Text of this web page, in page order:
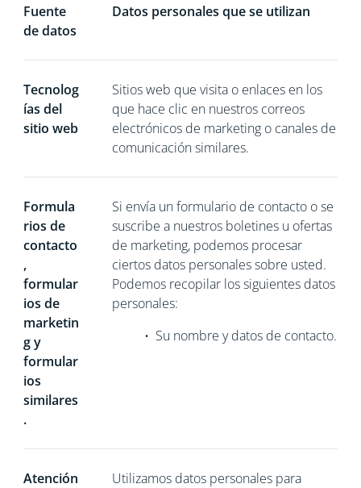
Fuente
de datos
Datos personales que se utilizan
Tecnolog
ías del
sitio web
Sitios web que visita o enlaces en los
que hace clic en nuestros correos
electrónicos de marketing o canales de
comunicación similares.
Formula
rios de
contacto
,
formular
ios de
marketin
g y
formular
ios
similares
.
Si envía un formulario de contacto o se
suscribe a nuestros boletines u ofertas
de marketing, podemos procesar
ciertos datos personales sobre usted.
Podemos recopilar los siguientes datos
personales:
• Su nombre y datos de contacto.
Atención
Utilizamos datos personales para